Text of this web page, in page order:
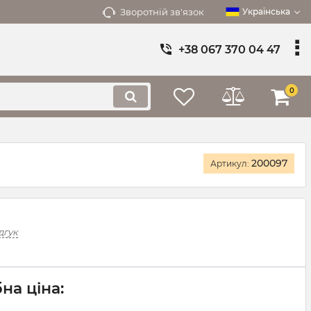
Зворотній зв'язок Українська
+38 067 370 04 47
0
Артикул: 200097
ціна: